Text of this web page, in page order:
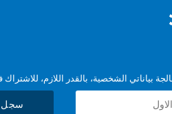
بياناتي الشخصية، بالقدر اللازم، للاشتراك
سجل